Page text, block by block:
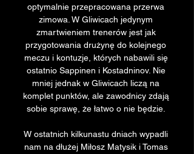
optymalnie przepracowana przerwa
zimowa. W Gliwicach jedynym
zmartwieniem trenerów jest jak
przygotowania drużynę do kolejnego
meczu i kontuzje, których nabawili się
ostatnio Sappinen i Kostadninov. Nie
mniej jednak w Gliwicach liczą na
komplet punktów, ale zawodnicy zdają
sobie sprawę, że łatwo o nie będzie.
W ostatnich kilkunastu dniach wypadli
nam na dłużej Miłosz Matysik i Tomas